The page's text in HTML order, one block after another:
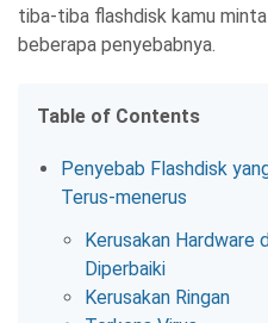
tiba-tiba flashdisk kamu
beberapa penyebabnya.
Table of Contents
Penyebab Flashdisk
Terus-menerus
Kerusakan Hardware
Diperbaiki
Kerusakan Ringan